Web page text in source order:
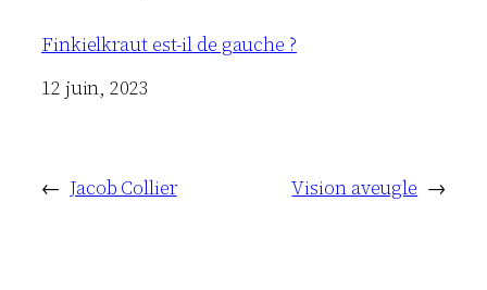
Finkielkraut est-il de gauche ?
Date
12 juin, 2023
← Jacob Collier Vision aveugle →